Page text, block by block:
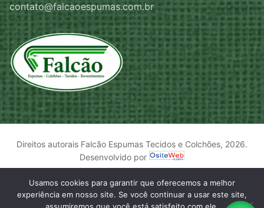
contato@falcaoespumas.com.br
Direitos autorais Falcão Espumas Tecidos e Colchões, 2026.
Desenvolvido por
Usamos cookies para garantir que oferecemos a melhor
experiência em nosso site. Se você continuar a usar este site,